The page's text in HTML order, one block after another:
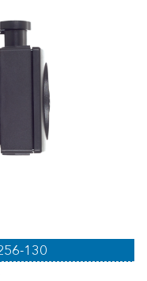
130